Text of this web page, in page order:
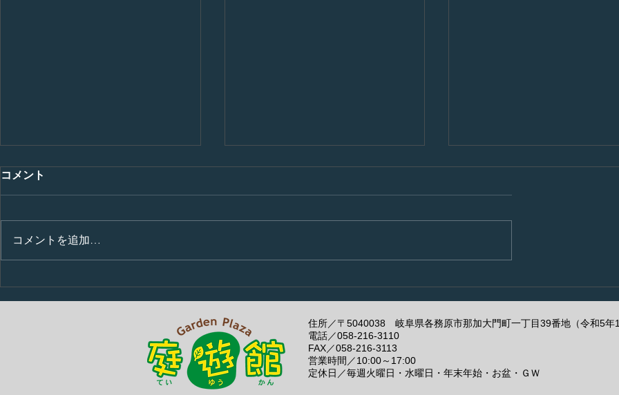
かに
が・・・
コメント
コメントを追加…
住所／〒5040038 岐阜県各務原市那加大門町一丁目39番地（令和5年
電話／058-216-3110
FAX／058-216-3113
営業時間／10:00～17:00
定休日／毎週火曜日・水曜日・年末年始・お盆・ＧＷ